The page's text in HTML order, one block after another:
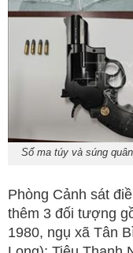
Số ma túy và súng
Phòng Cảnh sát
thêm 3 đối tượng
1980, ngụ xã Tân